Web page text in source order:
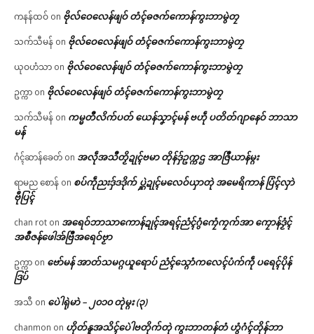
ကနန်ထဝ် on ဗိုလ်ဝေလေန်ဖျဝ် တံၚ်ဓဇက်ကောန်ကွးဘာမွဲတၠ
သက်သီမန် on ဗိုလ်ဝေလေန်ဖျဝ် တံၚ်ဓဇက်ကောန်ကွးဘာမွဲတၠ
ယုဝဟံသာ on ဗိုလ်ဝေလေန်ဖျဝ် တံၚ်ဓဇက်ကောန်ကွးဘာမွဲတၠ
ဥက္ကာ on ဗိုလ်ဝေလေန်ဖျဝ် တံၚ်ဓဇက်ကောန်ကွးဘာမွဲတၠ
သက်သီမန် on ကမ္မတဳလိက်ပတ် ယေန်သၞာၚ်မန် ဗဟဵု ပတိတ်ဂျာနေဝ် ဘာသာ
မန်
ဂံၚ်ဆာန်ခေတ် on အလဵုအသဳတၟိဍုၚ်ဗမာ တိုန်ဒှ်ဥက္ကဌ အာဇြဳယာန်မ္ဂး
ရာမည စောန် on စပ်ကဵုညးဒှ်ဒဒိုက် ပ္ဋဲဍုၚ်မလေဝ်ယှာတုဲ အမေရိကာန် ပြံၚ်လှာဲ
ဗီုပြၚ်
chan rot on အရေဝ်ဘာသာကောန်ဍုၚ်အရၚ်ညံၚ်ဂွံကၠေံကၠက်အာ ကၠောန်ဒၟံၚ်
အစဳဇန်ဖေါအ်ဗြဳအရေဝ်ဗၟာ
ဥက္ကာ on ဗော်မန် အာတ်သမဂ္ဂယူရောပ် ညံၚ်သ္ဂောံကလေၚ်ပံက်ကဵု ပရေၚ်ပိုန်
ဒြပ်
အသီ on ပေဲါရုဲမာဲ – ၂၀၁၀ တုဲမ္ဂး (၃)
chanmon on ဟိုတ်နူအသိၚ်ပေဲါဗတိုက်တုဲ ကွးဘာတန်တံ ဟွံဂံၚ်တိုန်ဘာ